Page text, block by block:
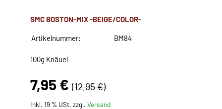
SMC BOSTON-MIX -BEIGE/COLOR-
Artikelnummer: BM84
100g Knäuel
7,95 € (12,95 €)
Inkl. 19 % USt. zzgl. Versand